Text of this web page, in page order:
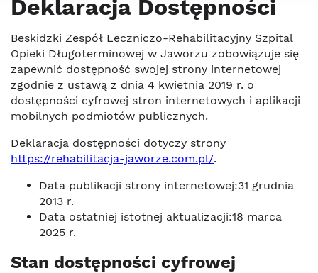
Deklaracja Dostępności
Beskidzki Zespół Leczniczo-Rehabilitacyjny Szpital
Opieki Długoterminowej w Jaworzu zobowiązuje się
zapewnić dostępność swojej strony internetowej
zgodnie z ustawą z dnia 4 kwietnia 2019 r. o
dostępności cyfrowej stron internetowych i aplikacji
mobilnych podmiotów publicznych.
Deklaracja dostępności dotyczy strony
https://rehabilitacja-jaworze.com.pl/.
Data publikacji strony internetowej:31 grudnia
2013 r.
Data ostatniej istotnej aktualizacji:18 marca
2025 r.
Stan dostępności cyfrowej